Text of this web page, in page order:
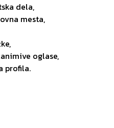
dela,
mesta,
oglase,
profila.